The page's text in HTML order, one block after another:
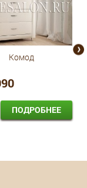
Комод
ПОДРОБНЕЕ